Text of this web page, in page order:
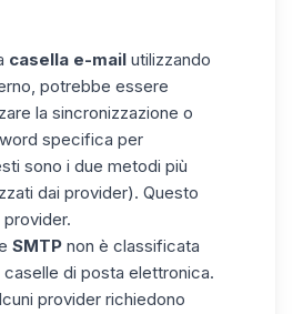
casella e-mail utilizzando
potrebbe essere
la sincronizzazione o
specifica per
sono i due metodi più
dai provider). Questo
SMTP non è classificata
di posta elettronica.
provider richiedono